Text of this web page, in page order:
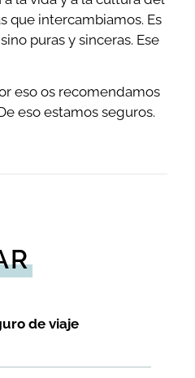
que intercambiamos. Es
puras y sinceras. Ese
eso os recomendamos
eso estamos seguros.
de viaje